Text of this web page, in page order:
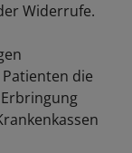
Widerrufe.
die